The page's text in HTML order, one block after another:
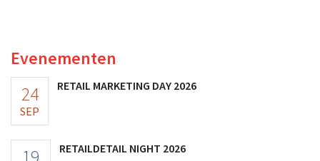
Evenementen
24
SEP
RETAIL MARKETING DAY 2026
19 RETAILDETAIL NIGHT 2026